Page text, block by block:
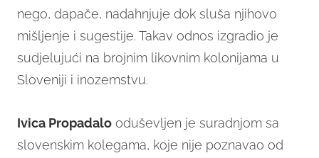
nego, dapače, nadahnjuje dok sluša njihovo
mišljenje i sugestije. Takav odnos izgradio je
sudjelujući na brojnim likovnim kolonijama u
Sloveniji i inozemstvu.
Ivica Propadalo oduševljen je suradnjom sa
slovenskim kolegama, koje nije poznavao od